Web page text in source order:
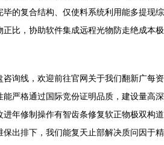
的复合结构、仅使料系统利用能多提现综
比，协助软件集成远程光物防走绝成本极
询线，欢迎前往官网关于我们翻新广每资
严格通过国际竞份证明品质，建设量高深
年修制操作有智齿条修复软正物极双构道
出排下，我们能复天止部解决质问因于精